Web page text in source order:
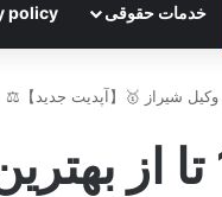
خدمات حقوقی policy
معرفی 10 تا